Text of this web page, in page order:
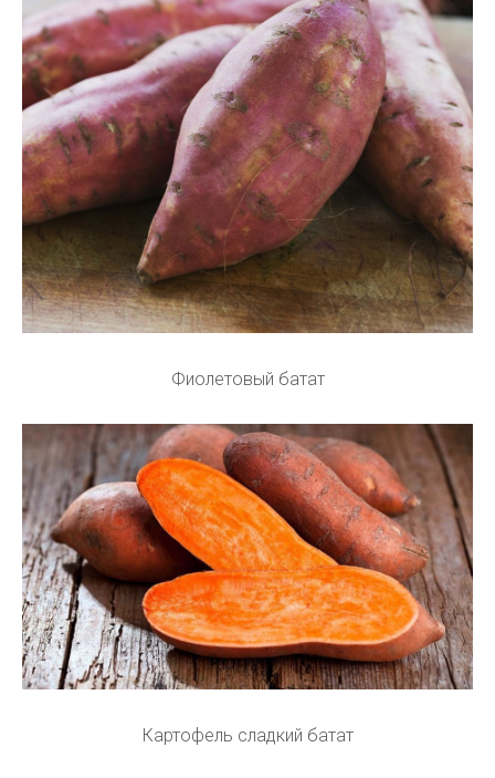
Фиолетовый батат
Картофель сладкий батат